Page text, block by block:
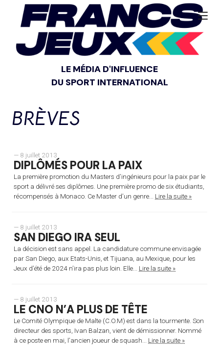
LE MÉDIA D'INFLUENCE
DU SPORT INTERNATIONAL
BRÈVES
— 8 juillet 2013
DIPLÔMÉS POUR LA PAIX
La première promotion du Masters d’ingénieurs pour la paix par le
sport a délivré ses diplômes. Une première promo de six étudiants,
récompensés à Monaco. Ce Master d’un genre... Lire la suite »
— 8 juillet 2013
SAN DIEGO IRA SEUL
La décision est sans appel. La candidature commune envisagée
par San Diego, aux Etats-Unis, et Tijuana, au Mexique, pour les
Jeux d’été de 2024 n’ira pas plus loin. Elle... Lire la suite »
— 8 juillet 2013
LE CNO N’A PLUS DE TÊTE
Le Comité Olympique de Malte (C.O.M) est dans la tourmente. Son
directeur des sports, Ivan Balzan, vient de démissionner. Nommé
à ce poste en mai, l’ancien joueur de squash... Lire la suite »